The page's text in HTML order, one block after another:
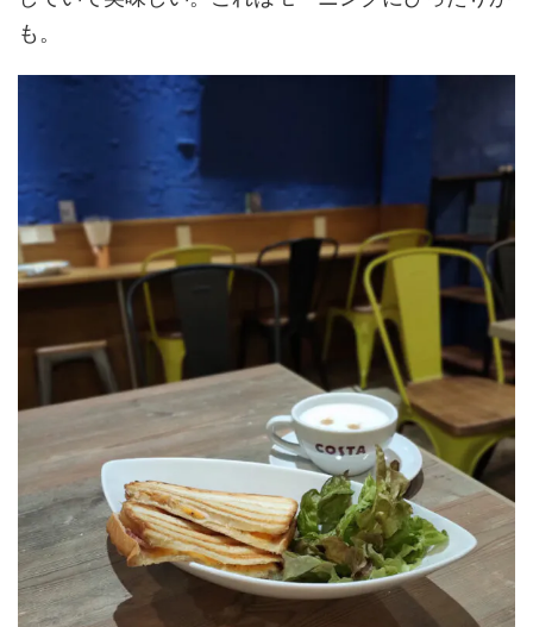
も。